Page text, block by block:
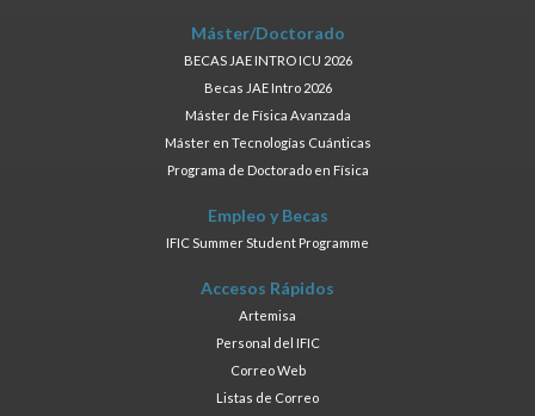
Máster/Doctorado
BECAS JAE INTRO ICU 2026
Becas JAE Intro 2026
Máster de Física Avanzada
Máster en Tecnologías Cuánticas
Programa de Doctorado en Física
Empleo y Becas
IFIC Summer Student Programme
Accesos Rápidos
Artemisa
Personal del IFIC
Correo Web
Listas de Correo